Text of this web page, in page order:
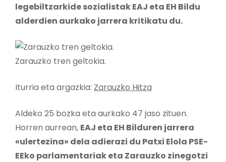
legebiltzarkide sozialistak EAJ eta EH Bildu
alderdien aurkako jarrera kritikatu du.
Zarauzko tren geltokia.
Iturria eta argazkia: Zarauzko Hitza
Aldeko 25 bozka eta aurkako 47 jaso zituen.
Horren aurrean, EAJ eta EH Bilduren jarrera
«ulertezina» dela adierazi du Patxi Elola PSE-
EEko parlamentariak eta Zarauzko zinegotzi